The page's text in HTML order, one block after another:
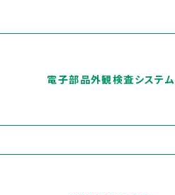
電子部品外観検査システム